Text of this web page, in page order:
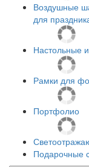
Воздушные
для
Настольные
Рамки для
Портфолио
Подарочные